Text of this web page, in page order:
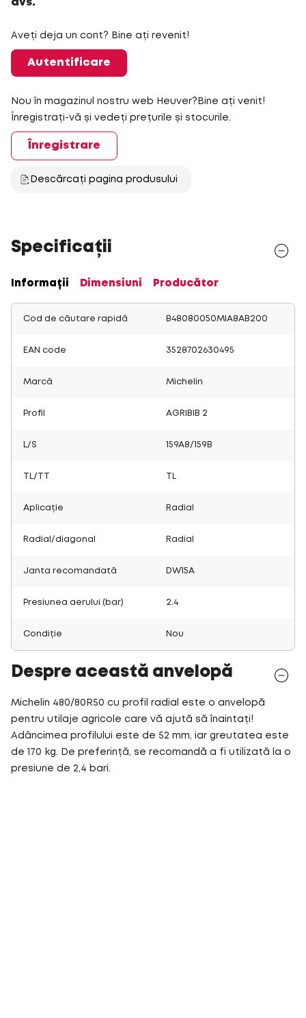
dvs.
Aveți deja un cont? Bine ați revenit!
Autentificare
Nou în magazinul nostru web Heuver?Bine ați venit!
Înregistrați-vă și vedeți prețurile și stocurile.
Înregistrare
Descărcați pagina produsului
Specificații
Informații Dimensiuni Producător
Cod de căutare rapidă B48080050MIA8AB200
EAN code 3528702630495
Marcă Michelin
Profil AGRIBIB 2
L/S 159A8/159B
TL/TT
Aplicație Radial
Radial/diagonal Radial
Janta recomandată DW15A
Presiunea aerului (bar) 2.4
Condiție Nou
Despre această anvelopă
Michelin 480/80R50 cu profil radial este o anvelopă
pentru utilaje agricole care vă ajută să înaintați!
Adâncimea profilului este de 52 mm, iar greutatea este
de 170 kg. De preferință, se recomandă a fi utilizată la o
presiune de 2,4 bari.